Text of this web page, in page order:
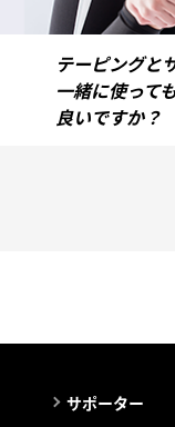
テーピングと
一緒に使って
良いですか？
サポーター